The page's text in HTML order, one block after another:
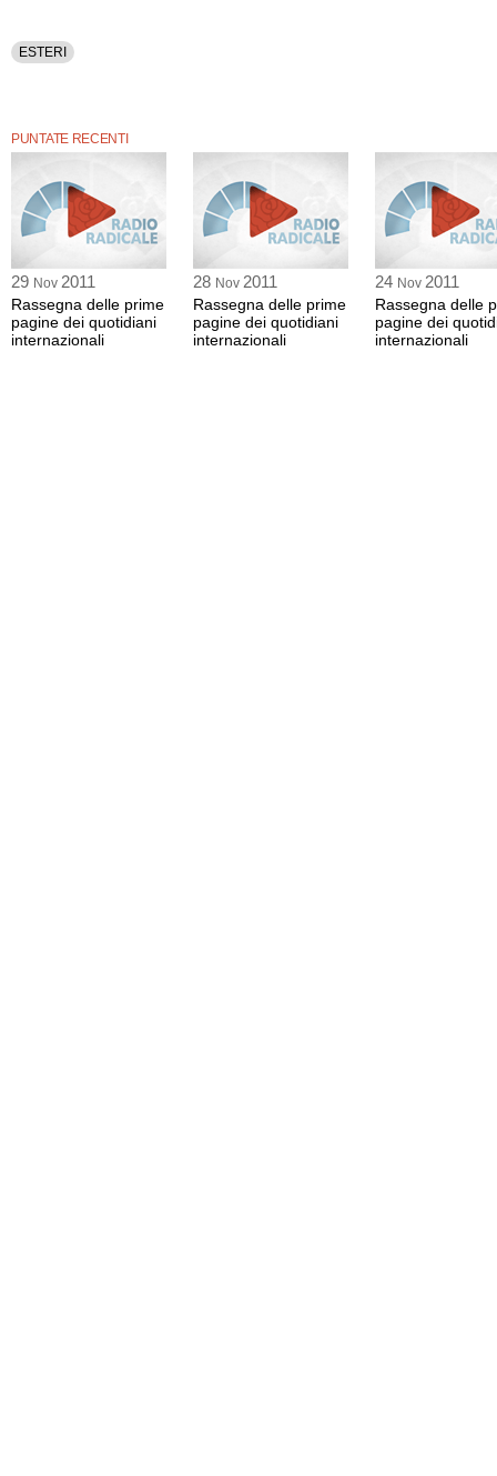
ESTERI
PUNTATE RECENTI
29 Nov 2011
Rassegna delle prime
pagine dei quotidiani
internazionali
28 Nov 2011
Rassegna delle prime
pagine dei quotidiani
internazionali
24 Nov 2011
Rassegna delle
pagine dei
internazionali